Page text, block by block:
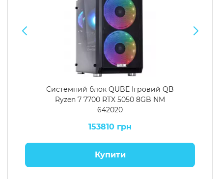
Системний блок QUBE Ігровий QB
Ryzen 7 7700 RTX 5050 8GB NM
642020
153810 грн
Купити